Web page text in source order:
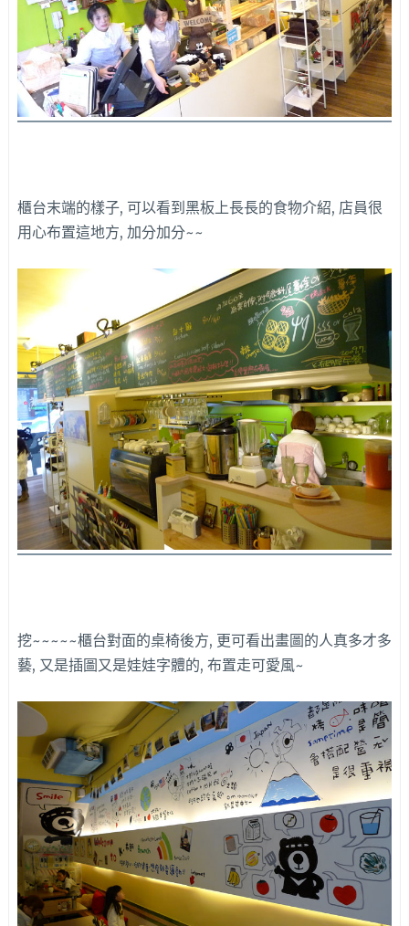
櫃台末端的樣子, 可以看到黑板上長長的食物介紹, 店員很
用心布置這地方, 加分加分~~
挖~~~~~櫃台對面的桌椅後方, 更可看出畫圖的人真多才多
藝, 又是插圖又是娃娃字體的, 布置走可愛風~